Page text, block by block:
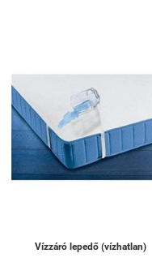
Vízzáró lepedő (vízhatlan)